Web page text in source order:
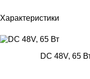
Характеристики
DC 48V, 65